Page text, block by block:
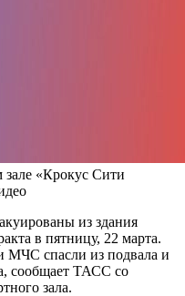
зале «Крокус Сити
из здания
в пятницу, 22 марта.
МЧС спасли из подвала и
сообщает ТАСС со
зала.